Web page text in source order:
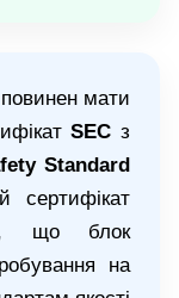
повинен мати
SEC з
Standard
що блок
на